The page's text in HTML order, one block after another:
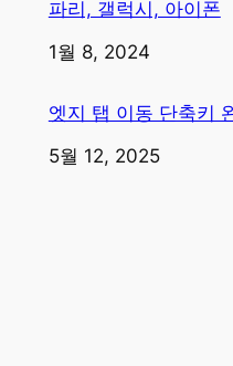
파리, 갤럭시, 아이폰
일자
1월 8, 2024
엣지 탭 이동 단축키
일자
5월 12, 2025